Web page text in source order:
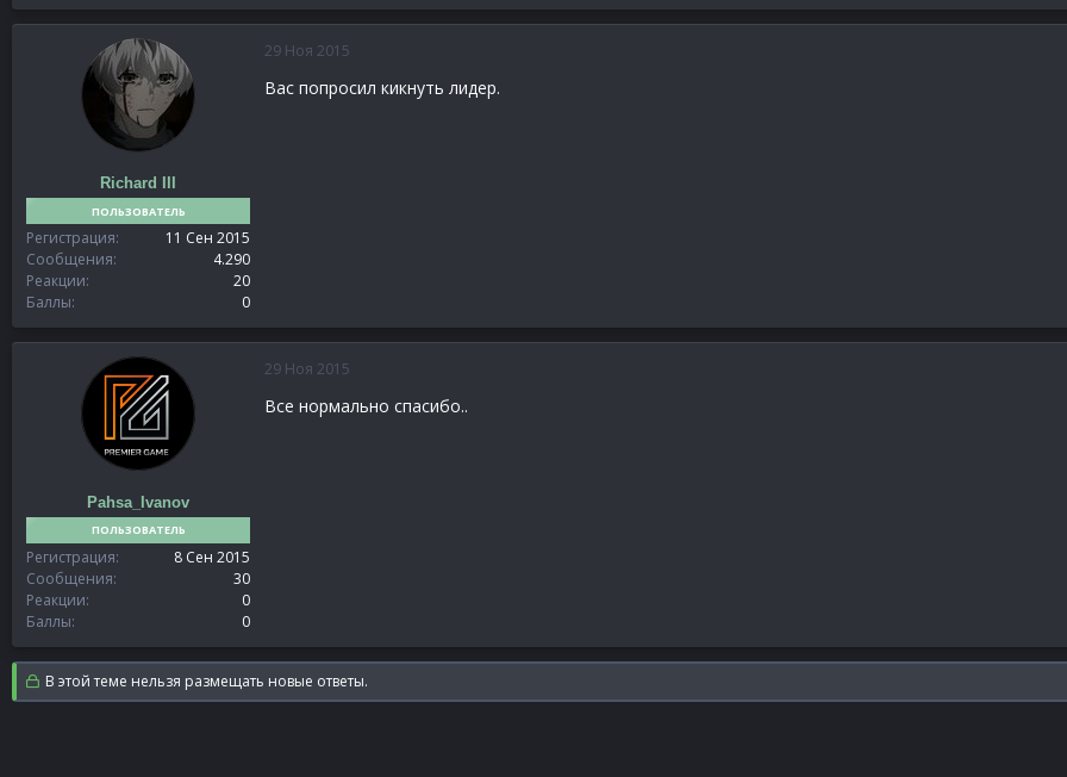
Richard III
ПОЛЬЗОВАТЕЛЬ
Регистрация
11 Сен 2015
Сообщения
4.290
Реакции
20
Баллы
0
29 Ноя 2015
Вас попросил кикнуть лидер.
Pahsa_Ivanov
ПОЛЬЗОВАТЕЛЬ
Регистрация
8 Сен 2015
Сообщения
30
Реакции
0
Баллы
0
29 Ноя 2015
Все нормально спасибо..
В этой теме нельзя размещать новые ответы.